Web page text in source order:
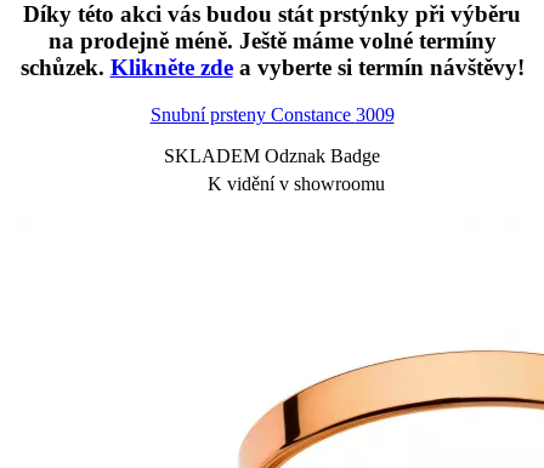
Díky této akci vás budou stát prstýnky při výběru
na prodejně méně. Ještě máme volné termíny
schůzek. Klikněte zdea vyberte si termín návštěvy!
Snubní prsteny Constance 3009
SKLADEM Odznak Badge
K vidění v showroomu